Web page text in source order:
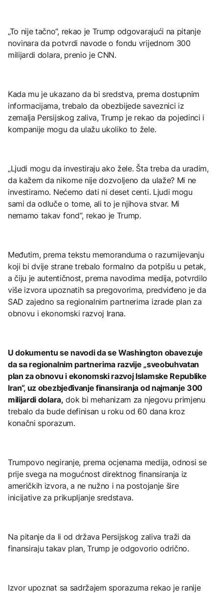
„To nije tačno“, rekao je Trump odgovarajući na pitanje
novinara da potvrdi navode o fondu vrijednom 300
milijardi dolara, prenio je CNN.
Kada mu je ukazano da bi sredstva, prema dostupnim
informacijama, trebalo da obezbijede saveznici iz
zemalja Persijskog zaliva, Trump je rekao da pojedinci i
kompanije mogu da ulažu ukoliko to žele.
„Ljudi mogu da investiraju ako žele. Šta treba da uradim,
da kažem da nikome nije dozvoljeno da ulaže? Mi ne
investiramo. Nećemo dati ni deset centi. Ljudi mogu
sami da odluče o tome, ali to je njihova stvar. Mi
nemamo takav fond“, rekao je Trump.
Međutim, prema tekstu memoranduma o razumijevanju
koji bi dvije strane trebalo formalno da potpišu u petak,
a čiju je autentičnost, prema navodima medija, potvrdilo
više izvora upoznatih sa pregovorima, predviđeno je da
SAD zajedno sa regionalnim partnerima izrade plan za
obnovu i ekonomski razvoj Irana.
U dokumentu se navodi da se Washington obavezuje
da sa regionalnim partnerima razvije „sveobuhvatan
plan za obnovu i ekonomski razvoj Islamske Republike
Iran“, uz obezbjeđivanje finansiranja od najmanje 300
milijardi dolara, dok bi mehanizam za njegovu primjenu
trebalo da bude definisan u roku od 60 dana kroz
konačni sporazum.
Trumpovo negiranje, prema ocjenama medija, odnosi se
prije svega na mogućnost direktnog finansiranja iz
američkih izvora, a ne nužno i na postojanje šire
inicijative za prikupljanje sredstava.
Na pitanje da li od država Persijskog zaliva traži da
finansiraju takav plan, Trump je odgovorio odrično.
Izvor upoznat sa sadržajem sporazuma rekao je ranije